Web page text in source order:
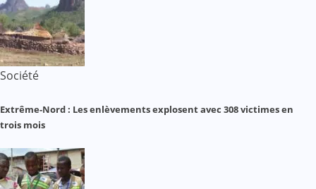
Société
Extrême-Nord : Les enlèvements explosent avec 308 victimes en
trois mois